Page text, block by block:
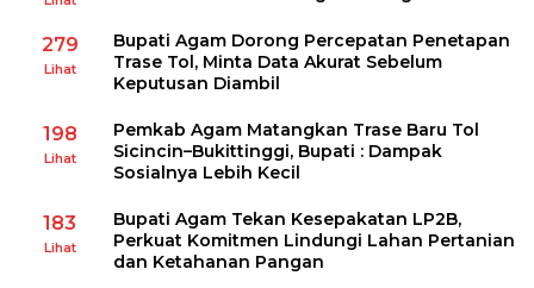
279
Lihat
Bupati Agam Dorong Percepatan Penetapan
Trase Tol, Minta Data Akurat Sebelum
Keputusan Diambil
198
Lihat
Pemkab Agam Matangkan Trase Baru Tol
Sicincin–Bukittinggi, Bupati : Dampak
Sosialnya Lebih Kecil
183
Lihat
Bupati Agam Tekan Kesepakatan LP2B,
Perkuat Komitmen Lindungi Lahan Pertanian
dan Ketahanan Pangan